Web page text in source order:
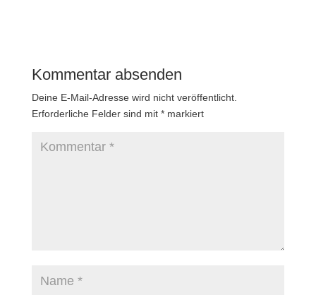
Kommentar absenden
Deine E-Mail-Adresse wird nicht veröffentlicht.
Erforderliche Felder sind mit *markiert